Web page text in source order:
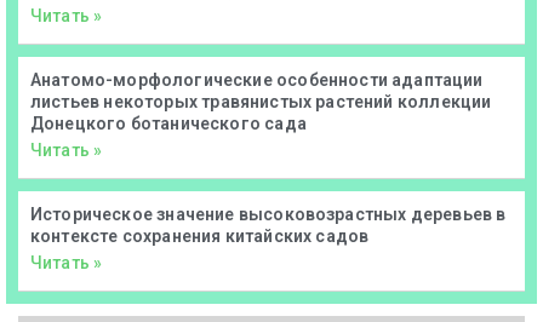
Читать »
Анатомо-морфологические особенности адаптации
листьев некоторых травянистых растений коллекции
Донецкого ботанического сада
Читать »
Историческое значение высоковозрастных деревьев в
контексте сохранения китайских садов
Читать »